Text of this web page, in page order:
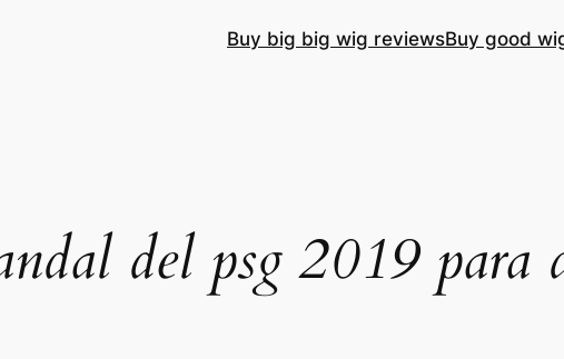
Buy big big wig reviewsBuy good
del psg 2019 para